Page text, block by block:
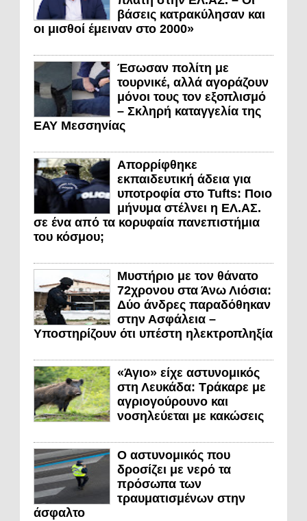
βάσεις κατρακύλησαν και
οι μισθοί έμειναν στο 2000»
Έσωσαν πολίτη με
τουρνικέ, αλλά αγοράζουν
μόνοι τους τον εξοπλισμό
– Σκληρή καταγγελία της
ΕΑΥ Μεσσηνίας
Απορρίφθηκε
εκπαιδευτική άδεια για
υποτροφία στο Tufts: Ποιο
μήνυμα στέλνει η ΕΛ.ΑΣ.
σε ένα από τα κορυφαία πανεπιστήμια
του κόσμου;
Μυστήριο με τον θάνατο
72χρονου στα Άνω Λιόσια:
Δύο άνδρες παραδόθηκαν
στην Ασφάλεια –
Υποστηρίζουν ότι υπέστη ηλεκτροπληξία
«Άγιο» είχε αστυνομικός
στη Λευκάδα: Τράκαρε με
αγριογούρουνο και
νοσηλεύεται με κακώσεις
Ο αστυνομικός που
δροσίζει με νερό τα
πρόσωπα των
τραυματισμένων στην
άσφαλτο